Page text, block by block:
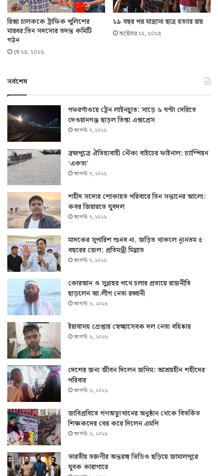
রিক্সা চালককে ট্রাফিক পুলিশের
মারধর:তিন সদস্যের তদন্ত কমিটি
গঠন
মে ২৫, ২০২৬
১৯ বছর পর মাদ্রাসা ছাত্র হত্যার রায়
অক্টোবর ২২, ২০২৫
সর্বশেষ
গফরগাঁওয়ে ট্রেন লাইনচ্যুত: সাড়ে ৬ ঘণ্টা দেরিতে
দেওয়ানগঞ্জ ছাড়ল তিস্তা এক্সপ্রেস
আগস্ট ৭, ২০২৬
ব্রহ্মপুত্রে ঐতিহ্যবাহী নৌকা বাইচের ফাইনাল: চ্যাম্পিয়ন
‘একতা’
আগস্ট ৭, ২০২৬
শহীদ সদ্যের শোকাহত পরিবারে তিন সন্তানের আলো:
কবর জিয়ারতে যুবদল
আগস্ট ৭, ২০২৬
মাদকের সুপারিশ শুনব না, জড়িত থাকলে ন্যূনতম ৫
বছরের জেল: প্রতিমন্ত্রী মিল্লাত
আগস্ট ৭, ২০২৬
কোরআন ও সুন্নাহর পথে চলার প্রত্যয়ে রাজনীতি
ছাড়লেন আ.লীগ নেতা রব্বানী
আগস্ট ৬, ২০২৬
ইয়াবাসহ গ্রেপ্তার স্বেচ্ছাসেবক দল নেতা বহিষ্কার
আগস্ট ৬, ২০২৬
দেশের জন্য জীবন দিলেন জসিম: আশ্রয়হীন শহীদের
পরিবার
আগস্ট ৬, ২০২৬
জাবিপ্রবিতে গণঅভ্যুত্থানের অনুষ্ঠান থেকে বিতর্কিত
শিক্ষকদের বের করে দিলেন এমপি
আগস্ট ৬, ২০২৬
ভারতীয় তরুণীর অন্তরঙ্গ ভিডিও ছড়িয়ে জামালপুরে
যুবক কারাগারে